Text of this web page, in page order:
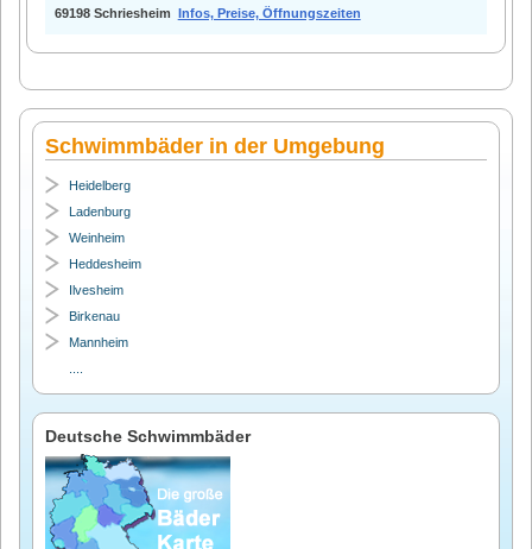
69198 Schriesheim Infos, Preise, Öffnungszeiten
Schwimmbäder in der Umgebung
Heidelberg
Ladenburg
Weinheim
Heddesheim
Ilvesheim
Birkenau
Mannheim
Deutsche Schwimmbäder